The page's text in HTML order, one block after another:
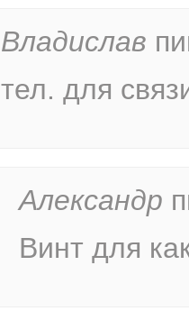
Владислав
тел. для
Александр
Винт для